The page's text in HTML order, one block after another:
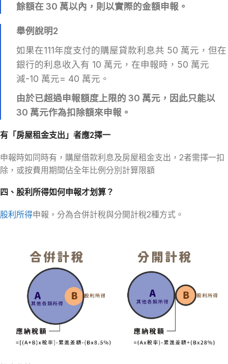
餘額在 30 萬以內，則以實際的金額申報。
舉例說明2
如果在111年度支付的購屋貸款利息共 50 萬元，但在
銀行的利息收入有 10 萬元，在申報時，50 萬元
減-10 萬元= 40 萬元。
由於已超過申報額度上限的 30 萬元，因此只能以
30 萬元作為扣除額來申報。
有「房屋租金支出」者應2擇一
申報時如同時有，購屋借款利息及房屋租金支出，2者需擇一扣
除，或按費用期間佔全年比例分別計算限額
四、股利所得如何申報才划算？
股利所得申報，分為合併計稅與分開計稅2種方式。